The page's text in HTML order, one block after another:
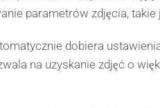
parametrów zdjęcia,
dobiera
na uzyskanie zdjęć o